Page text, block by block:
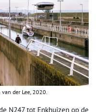
der Lee, 2020.
N247 tot Enkhuizen op de